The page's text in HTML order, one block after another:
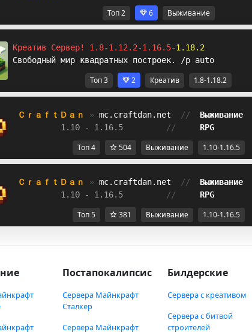
Топ 2 6 Выживание
Креатив Сервер! 1.8-1.12.2-1.16.5-1.18.2
Свободный мир квадратных построек. /p auto
Топ 3 2 Креатив 1.8-1.18.2
ＣｒａｆｔＤａｎ » mc.craftdan.net // Выживание
1.10 - 1.16.5
// RPG
Топ 4 504 Выживание 1.10-1.16.5
ＣｒａｆｔＤａｎ » mc.craftdan.net // Выживание
1.10 - 1.16.5
// RPG
Топ 5 381 Выживание 1.10-1.16.5
Постапокалипсис
Сервера Майнкрафт
Сталкер
Сервера Майнкрафт
Билдерские
Сервера с креативом
Сервера с битвой
строителей